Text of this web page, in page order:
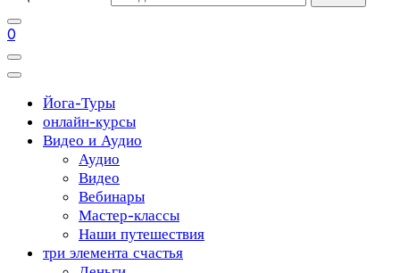
0
Йога-Туры
онлайн-курсы
Видео и Аудио
Аудио
Видео
Вебинары
Мастер-классы
Наши путешествия
три элемента счастья